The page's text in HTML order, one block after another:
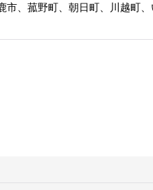
市、菰野町、朝日町、川越町